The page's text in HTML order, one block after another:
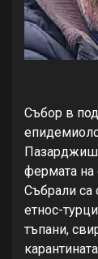
Събор в
фермата на
Събрали са
етнос-
тъпани,